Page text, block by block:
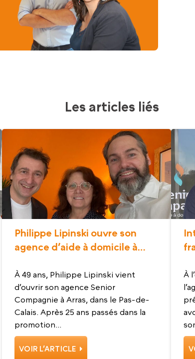
Les articles liés
Philippe Lipinski ouvre son
agence d’aide à domicile à
À 49 ans, Philippe Lipinski vient
d’ouvrir son agence Senior
Compagnie à Arras, dans le Pas-de-
Calais. Après 25 ans passés dans la
promotion...
VOIR L’ARTICLE
À